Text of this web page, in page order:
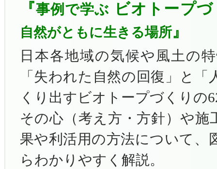
『事例で学ぶ ビオトープ
自然がともに生きる場所』
日本各地域の気候や風土の
「失われた自然の回復」と
くり出すビオトープづくりの
その心（考え方・方針）や施
果や利活用の方法について、
らわかりやすく解説。